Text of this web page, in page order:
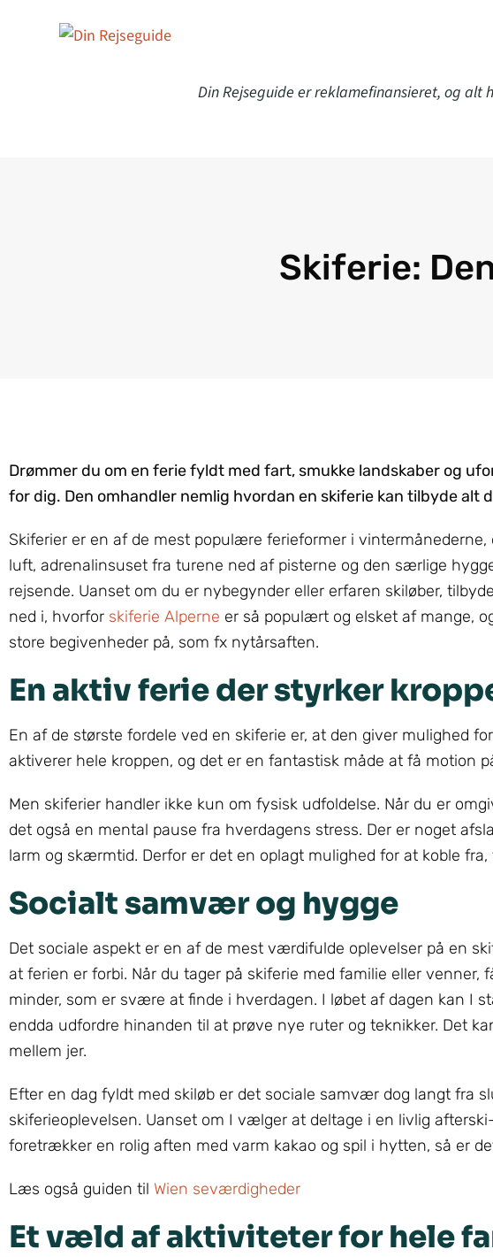
Din Rejseguide er reklamefinansieret, og
Skiferie:
Drømmer du om en ferie fyldt med fart, smukke landskaber og
for dig. Den omhandler nemlig hvordan en skiferie kan tilbyde alt
Skiferier er en af de mest populære ferieformer i
luft, adrenalinsuset fra turene ned af pisterne og den særlige
rejsende. Uanset om du er nybegynder eller erfaren skiløber,
ned i, hvorfor skiferie Alperne er så populært og elsket af mange,
store begivenheder på, som fx nytårsaften.
En aktiv ferie der styrker
En af de største fordele ved en skiferie er, at den giver mulighed
aktiverer hele kroppen, og det er en fantastisk måde at få motion
Men skiferier handler ikke kun om fysisk udfoldelse. Når du er
det også en mental pause fra hverdagens stress. Der er noget
larm og skærmtid. Derfor er det en oplagt mulighed for at koble
Socialt samvær og hygge
Det sociale aspekt er en af de mest værdifulde oplevelser på en
at ferien er forbi. Når du tager på skiferie med familie eller venner,
minder, som er svære at finde i hverdagen. I løbet af dagen kan I
endda udfordre hinanden til at prøve nye ruter og teknikker. Det
mellem jer.
Efter en dag fyldt med skiløb er det sociale samvær dog langt fra
skiferieoplevelsen. Uanset om I vælger at deltage i en livlig
foretrækker en rolig aften med varm kakao og spil i hytten, så er
Læs også guiden til Wien seværdigheder
Et væld af aktiviteter for hele